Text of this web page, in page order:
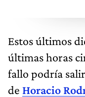
Estos últimos
últimas horas
fallo podría
de Horacio